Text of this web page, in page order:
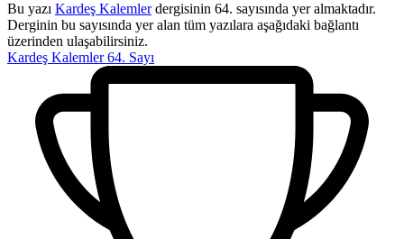
Bu yazı Kardeş Kalemlerdergisinin 64. sayısında yer almaktadır.
Derginin bu sayısında yer alan tüm yazılara aşağıdaki bağlantı
üzerinden ulaşabilirsiniz.
Kardeş Kalemler 64. Sayı